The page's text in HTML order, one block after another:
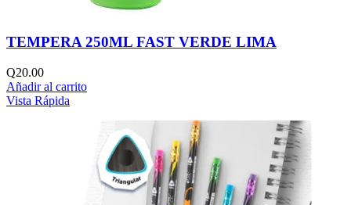
TEMPERA 250ML FAST VERDE LIMA
Q20.00
Añadir al carrito
Vista Rápida